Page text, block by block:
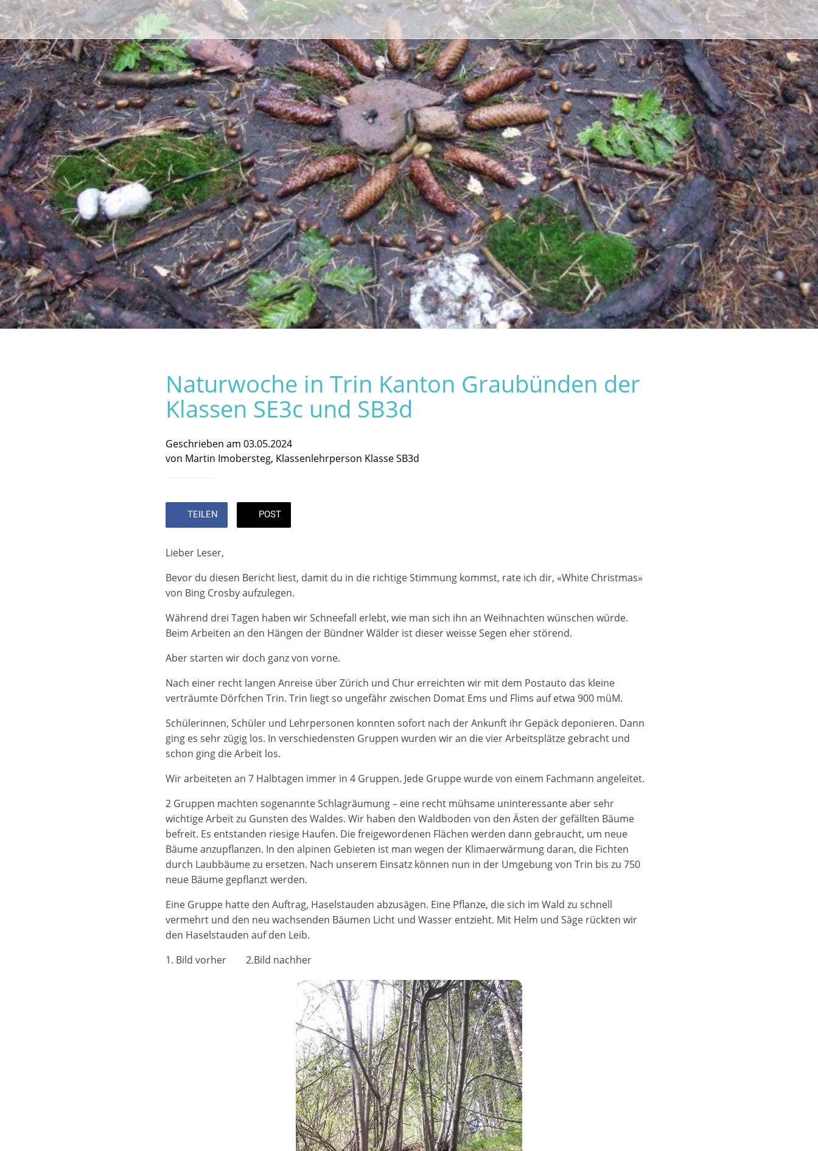
Naturwoche in Trin Kanton Graubünden der
Klassen SE3c und SB3d
Geschrieben am 03.05.2024
von Martin Imobersteg, Klassenlehrperson Klasse SB3d
TEILEN POST
Lieber Leser,
Bevor du diesen Bericht liest, damit du in die richtige Stimmung kommst, rate ich dir, «White Christmas»
von Bing Crosby aufzulegen.
Während drei Tagen haben wir Schneefall erlebt, wie man sich ihn an Weihnachten wünschen würde.
Beim Arbeiten an den Hängen der Bündner Wälder ist dieser weisse Segen eher störend.
Aber starten wir doch ganz von vorne.
Nach einer recht langen Anreise über Zürich und Chur erreichten wir mit dem Postauto das kleine
verträumte Dörfchen Trin. Trin liegt so ungefähr zwischen Domat Ems und Flims auf etwa 900 müM.
Schülerinnen, Schüler und Lehrpersonen konnten sofort nach der Ankunft ihr Gepäck deponieren. Dann
ging es sehr zügig los. In verschiedensten Gruppen wurden wir an die vier Arbeitsplätze gebracht und
schon ging die Arbeit los.
Wir arbeiteten an 7 Halbtagen immer in 4 Gruppen. Jede Gruppe wurde von einem Fachmann angeleitet.
2 Gruppen machten sogenannte Schlagräumung – eine recht mühsame uninteressante aber sehr
wichtige Arbeit zu Gunsten des Waldes. Wir haben den Waldboden von den Ästen der gefällten Bäume
befreit. Es entstanden riesige Haufen. Die freigewordenen Flächen werden dann gebraucht, um neue
Bäume anzupflanzen. In den alpinen Gebieten ist man wegen der Klimaerwärmung daran, die Fichten
durch Laubbäume zu ersetzen. Nach unserem Einsatz können nun in der Umgebung von Trin bis zu 750
neue Bäume gepflanzt werden.
Eine Gruppe hatte den Auftrag, Haselstauden abzusägen. Eine Pflanze, die sich im Wald zu schnell
vermehrt und den neu wachsenden Bäumen Licht und Wasser entzieht. Mit Helm und Säge rückten wir
den Haselstauden auf den Leib.
1. Bild vorher 2.Bild nachher